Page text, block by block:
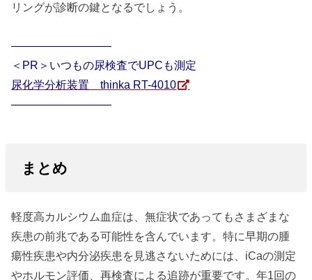
リングが診断の鍵となるでしょう。
―――――――――
＜PR＞いつもの尿検査でUPCも測定
尿化学分析装置 thinka RT-4010
―――――――――
まとめ
軽度高カルシウム血症は、無症状であってもさまざまな
疾患の前兆である可能性を含んでいます。特に早期の腫
瘍性疾患や内分泌疾患を見逃さないためには、iCaの測定
やホルモン評価、再検査による追跡が重要です。年1回の